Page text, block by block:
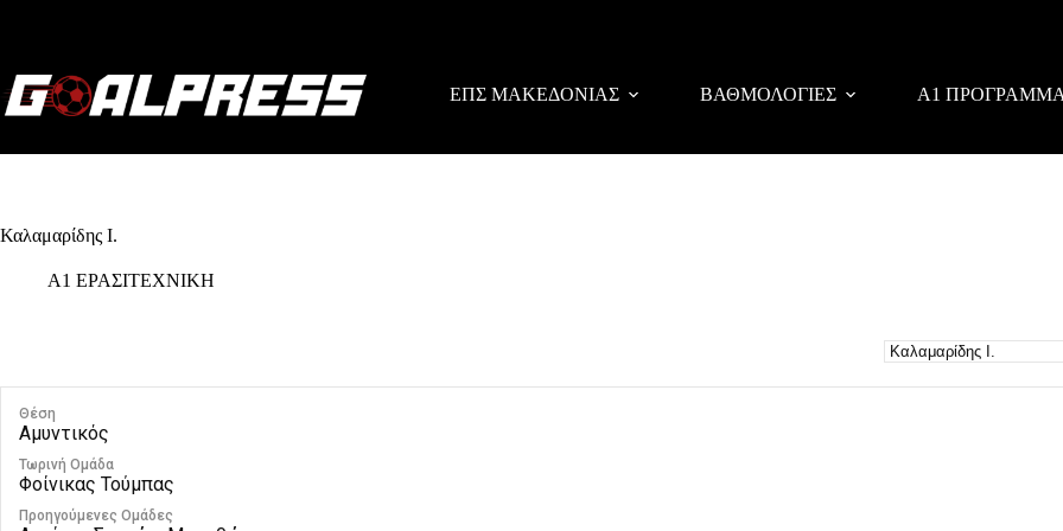
ΕΠΣ ΜΑΚΕΔΟΝΙΑΣ ΒΑΘΜΟΛΟΓΙΕΣ Α1
Καλαμαρίδης Ι.
Α1 ΕΡΑΣΙΤΕΧΝΙΚΗ
Θέση
Αμυντικός
Τωρινή Ομάδα
Φοίνικας Τούμπας
Προηγούμενες Ομάδες